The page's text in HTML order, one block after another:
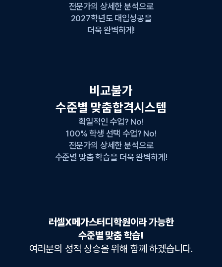
전문가의 상세한 분석으로
2027학년도 대입성공을
더욱 완벽하게!
비교불가
수준별 맞춤합격시스템
획일적인 수업? No!
100% 학생 선택 수업? No!
전문가의 상세한 분석으로
수준별 맞춤 학습을 더욱 완벽하게!
러셀X메가스터디학원이라 가능한
수준별 맞춤 학습!
여러분의 성적 상승을 위해 함께 하겠습니다.